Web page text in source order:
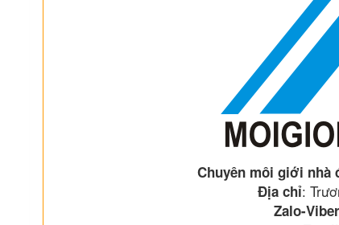
Chuyên môi giới nhà
Địa chỉ:
Zalo-